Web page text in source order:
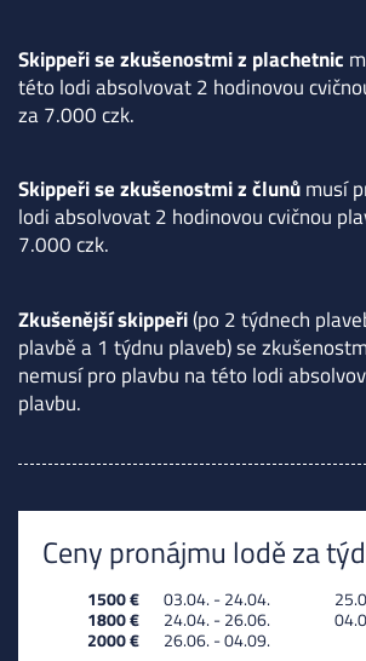
Skippeři se zkušenostmi z plachetnic
této lodi absolvovat 2 hodinovou
za 7.000 czk.
Skippeři se zkušenostmi z člunůmusí
lodi absolvovat 2 hodinovou cvičnou
7.000 czk.
Zkušenější skippeři(po 2 týdnech
plavbě a 1 týdnu plaveb) se
nemusí pro plavbu na této lodi
plavbu.
Ceny pronájmu lodě za
1500 € 03.04. - 24.04.
1800 €
24.04. - 26.06.
2000 €
26.06. - 04.09.